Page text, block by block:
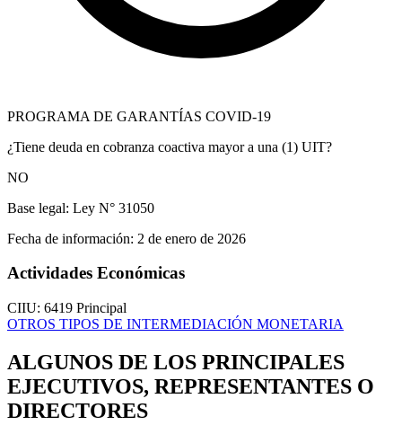
PROGRAMA DE GARANTÍAS COVID-19
¿Tiene deuda en cobranza coactiva mayor a una (1) UIT?
NO
Base legal: Ley N° 31050
Fecha de información: 2 de enero de 2026
Actividades Económicas
CIIU: 6419 Principal
OTROS TIPOS DE INTERMEDIACIÓN MONETARIA
ALGUNOS DE LOS PRINCIPALES
EJECUTIVOS, REPRESENTANTES O
DIRECTORES